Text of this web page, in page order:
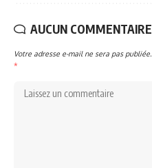
AUCUN COMMENTAIRE
Votre adresse e-mail ne sera pas publiée.
*